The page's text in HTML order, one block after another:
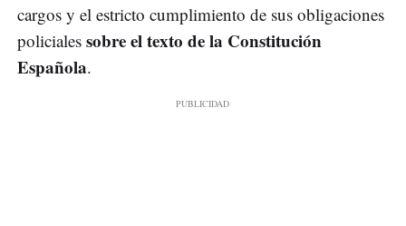
cargos y el estricto cumplimiento de sus obligaciones
policiales sobre el texto de la Constitución
Española.